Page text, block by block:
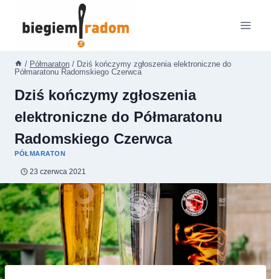
/ Półmaraton / Dziś kończymy zgłoszenia elektroniczne do
Półmaratonu Radomskiego Czerwca
Dziś kończymy zgłoszenia
elektroniczne do Półmaratonu
Radomskiego Czerwca
PÓŁMARATON
23 czerwca 2021